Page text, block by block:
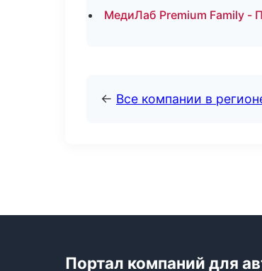
МедиЛаб Premium Family -
← Все компании в
Портал компаний для